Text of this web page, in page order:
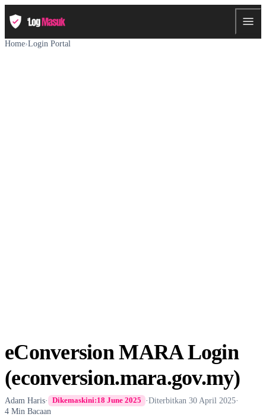
Home›Login Portal
eConversion MARA Login
(econversion.mara.gov.my)
Adam Haris· Dikemaskini:18 June 2025 ·Diterbitkan30 April 2025·
4 Min Bacaan